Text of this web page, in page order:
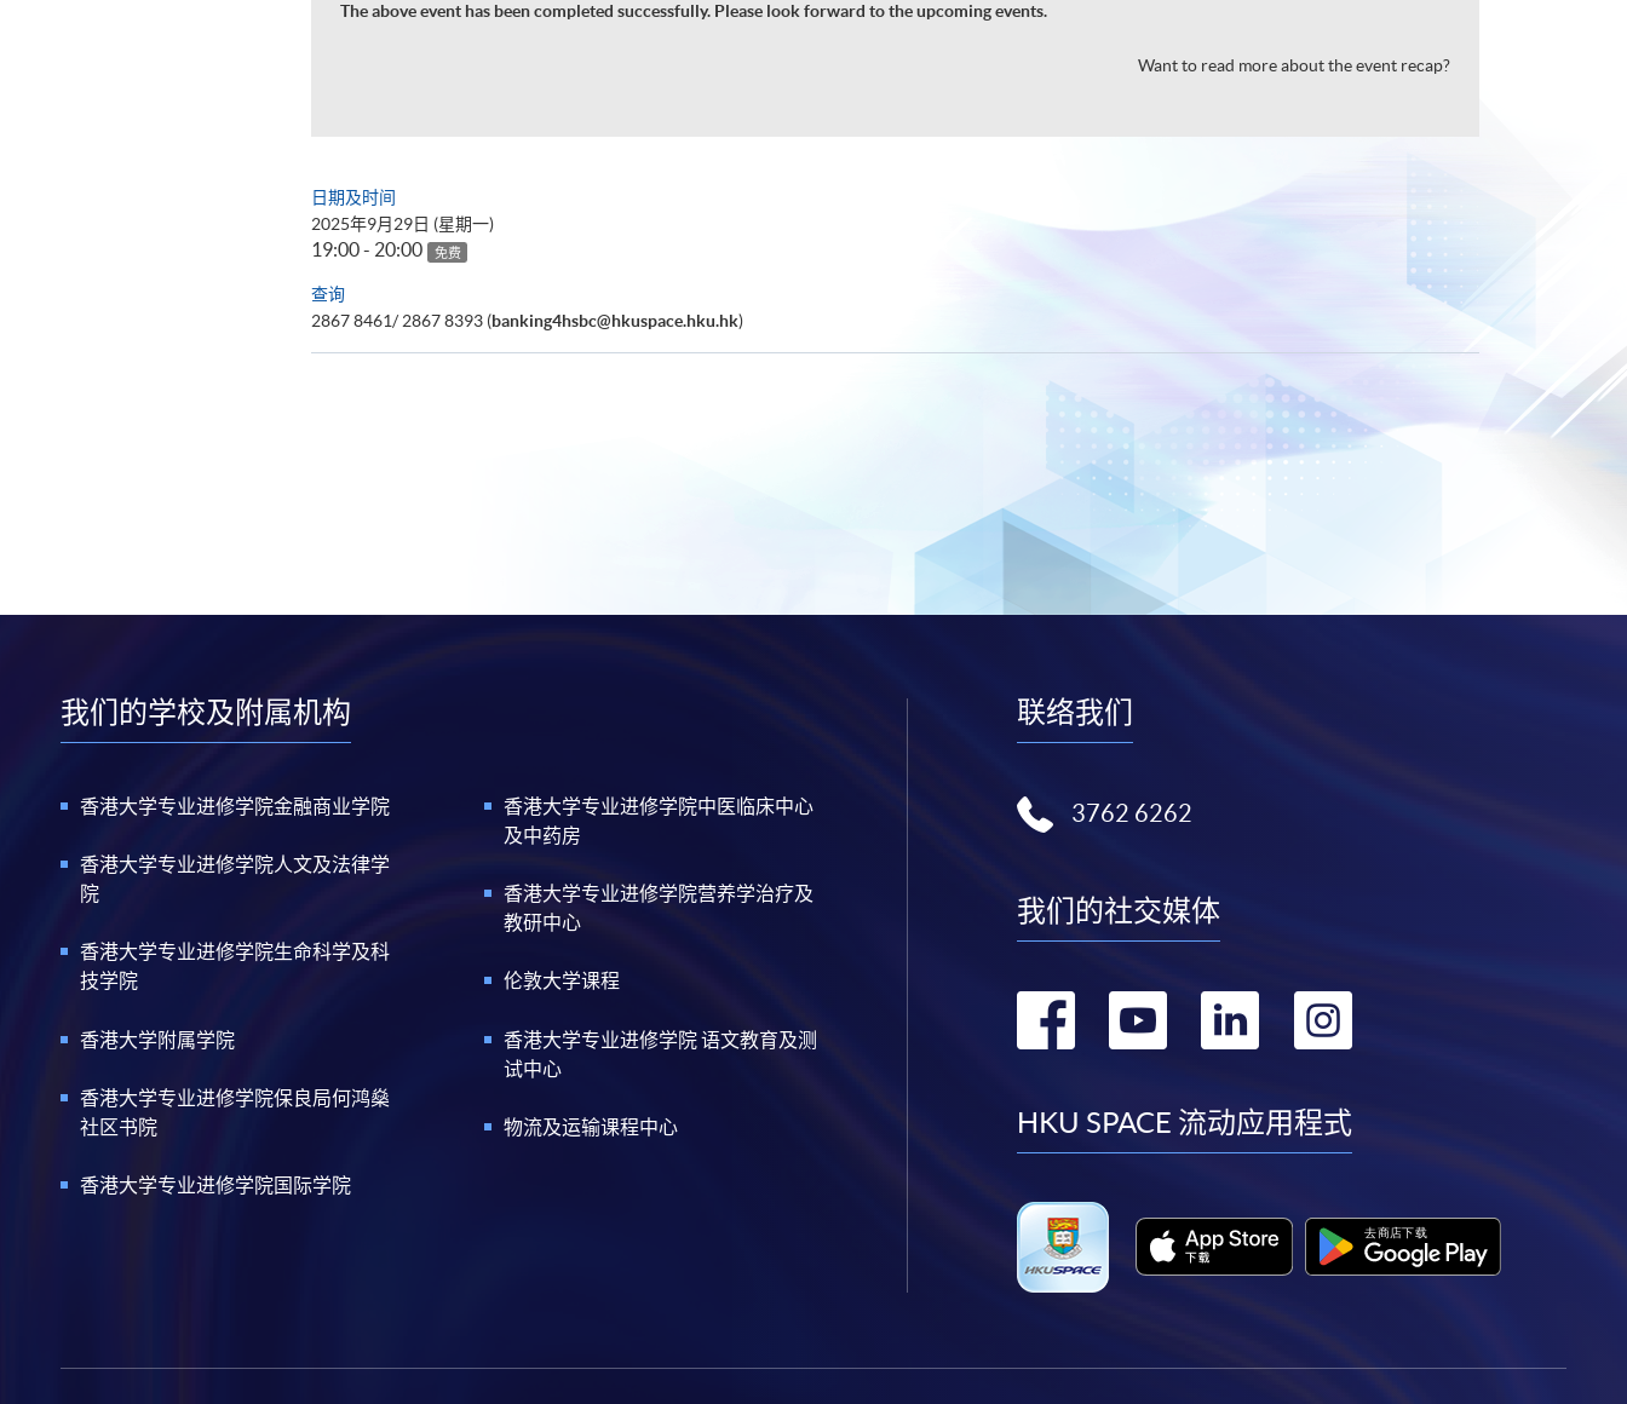
The above event has been completed successfully. Please look forward to the upcoming events.
Want to read more about the event recap?
日期及时间
2025年9月29日 (星期一)
19:00 - 20:00 免费
查询
2867 8461/ 2867 8393 (banking4hsbc@hkuspace.hku.hk)
我们的学校及附属机构
香港大学专业进修学院金融商业学院
香港大学专业进修学院人文及法律学
院
香港大学专业进修学院生命科学及科
技学院
香港大学附属学院
香港大学专业进修学院保良局何鸿燊
社区书院
香港大学专业进修学院国际学院
香港大学专业进修学院中医临床中心
及中药房
香港大学专业进修学院营养学治疗及
教研中心
伦敦大学课程
香港大学专业进修学院 语文教育及测
试中心
物流及运输课程中心
联络我们
3762 6262
我们的社交媒体
转
facebook
转
youtube
转
linkedin
转
instagram
HKU SPACE 流动应用程式